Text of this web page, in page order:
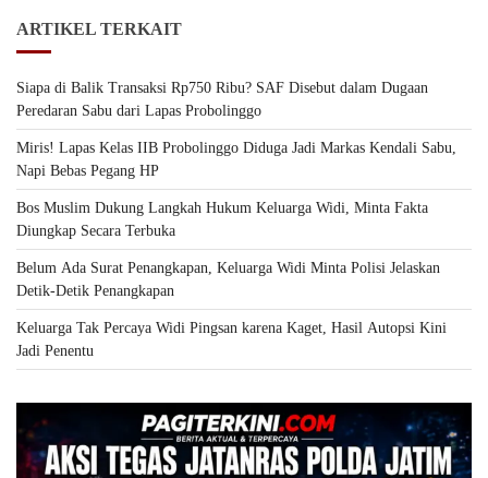
ARTIKEL TERKAIT
Siapa di Balik Transaksi Rp750 Ribu? SAF Disebut dalam Dugaan
Peredaran Sabu dari Lapas Probolinggo
Miris! Lapas Kelas IIB Probolinggo Diduga Jadi Markas Kendali Sabu,
Napi Bebas Pegang HP
Bos Muslim Dukung Langkah Hukum Keluarga Widi, Minta Fakta
Diungkap Secara Terbuka
Belum Ada Surat Penangkapan, Keluarga Widi Minta Polisi Jelaskan
Detik-Detik Penangkapan
Keluarga Tak Percaya Widi Pingsan karena Kaget, Hasil Autopsi Kini
Jadi Penentu